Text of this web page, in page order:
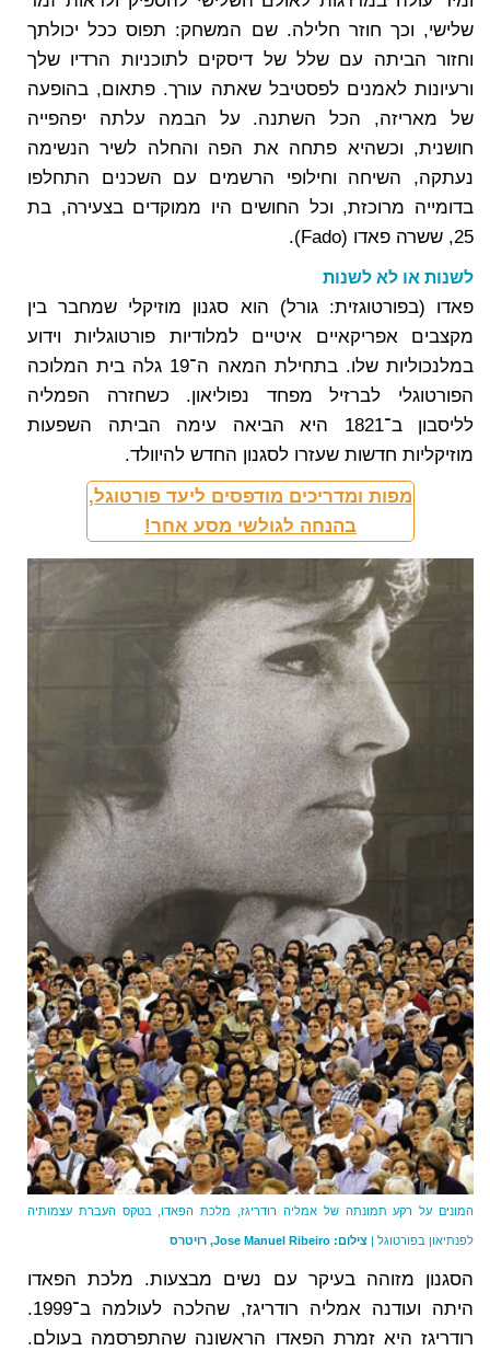
שלישי, וכך חוזר חלילה. שם המשחק: תפוס ככל יכולתך
וחזור הביתה עם שלל של דיסקים לתוכניות הרדיו שלך
ורעיונות לאמנים לפסטיבל שאתה עורך. פתאום, בהופעה
של מאריזה, הכל השתנה. על הבמה עלתה יפהפייה
חושנית, וכשהיא פתחה את הפה והחלה לשיר הנשימה
נעתקה, השיחה וחילופי הרשמים עם השכנים התחלפו
בדומייה מרוכזת, וכל החושים היו ממוקדים בצעירה, בת
25, ששרה פאדו (Fado).
לשנות או לא לשנות
פאדו (בפורטוגזית: גורל) הוא סגנון מוזיקלי שמחבר בין
מקצבים אפריקאיים איטיים למלודיות פורטוגליות וידוע
במלנכוליות שלו. בתחילת המאה ה־19 גלה בית המלוכה
הפורטוגלי לברזיל מפחד נפוליאון. כשחזרה הפמליה
לליסבון ב־1821 היא הביאה עימה הביתה השפעות
מוזיקליות חדשות שעזרו לסגנון החדש להיוולד.
מפות ומדריכים מודפסים ליעד פורטוגל,
בהנחה לגולשי מסע אחר!
המונים על רקע תמונתה של אמליה רודריגז, מלכת הפאדו, בטקס העברת עצמותיה
לפנתיאון בפורטוגל | צילום: Jose Manuel Ribeiro, רויטרס
הסגנון מזוהה בעיקר עם נשים מבצעות. מלכת הפאדו
היתה ועודנה אמליה רודריגז, שהלכה לעולמה ב־1999.
רודריגז היא זמרת הפאדו הראשונה שהתפרסמה בעולם.